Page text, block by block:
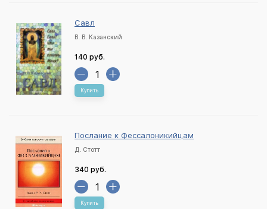
Савл
В. В. Казанский
140 руб.
Купить
Послание к Фессалоникийцам
Д. Стотт
340 руб.
Купить